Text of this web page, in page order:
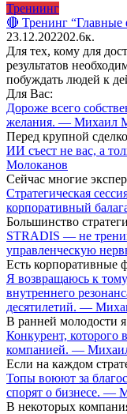
Трениинг
🔴 Тренинг “Главные
23.12.202202.6к.
Для тех, кому для
результатов
побуждать людей к
Для Вас:
Дороже всего
желания. — Михаил
Перед крупной
ИИ съест не вас, а
Молоканов
Сейчас многие
Стратегическая
корпоративный
Большинство
STRADIS — не
управленческую
Есть корпоративные
Я возвращаюсь к
внутреннего
десятилетий. —
В ранней молодости
Конкурент, которого
компанией. —
Если на каждом
Топы воюют за
спорят о бизнесе. —
В некоторых